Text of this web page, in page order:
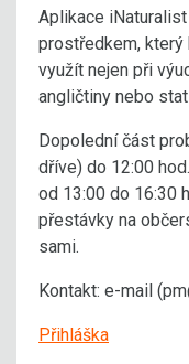
Aplikace
prostředkem,
využít nejen při
angličtiny nebo
Dopolední část
dříve) do 12:00
od 13:00 do 16:30
přestávky na
sami.
Kontakt: e-mail
Přihláška